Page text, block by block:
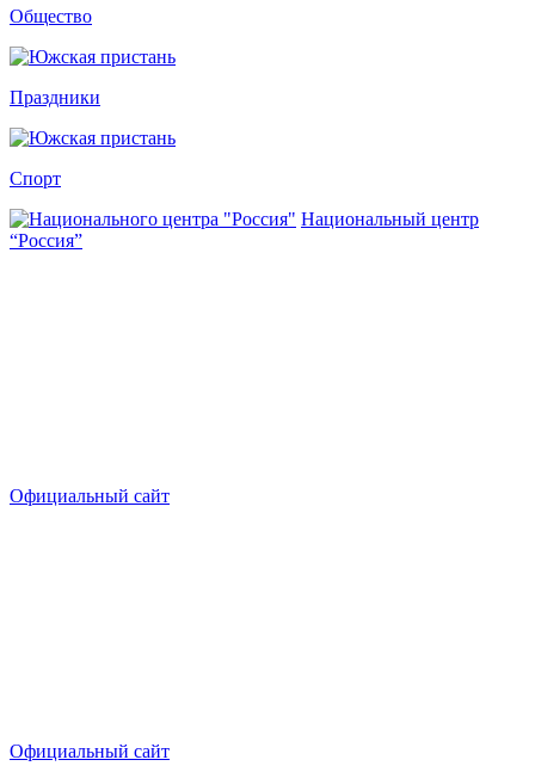
Общество
Праздники
Спорт
Национальный центр
“Россия”
Официальный сайт
Официальный сайт